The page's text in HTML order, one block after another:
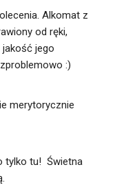
Alkomat z
od ręki,
jego
:)
merytorycznie
tylko tu!  Świetna